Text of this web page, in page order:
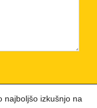
najboljšo izkušnjo na